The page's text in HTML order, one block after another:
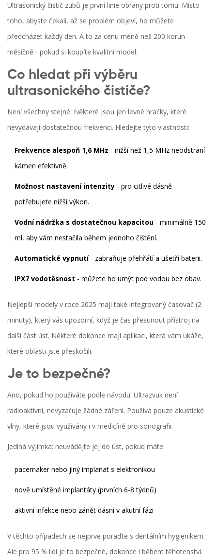
Ultrasonický čistič zubů je první linie obrany proti tomu. Místo
toho, abyste čekali, až se problém objeví, ho můžete
předcházet každý den. A to za cenu méně než 200 korun
měsíčně - pokud si koupíte kvalitní model.
Co hledat při výběru
ultrasonického čističe?
Není všechny stejné. Některé jsou jen levné hračky, které
nevydávají dostatečnou frekvenci. Hledejte tyto vlastnosti:
Frekvence alespoň 1,6 MHz - nižší než 1,5 MHz neodstraní
kámen efektivně.
Možnost nastavení intenzity - pro citlivé dásně
potřebujete nižší výkon.
Vodní nádržka s dostatečnou kapacitou - minimálně 150
ml, aby vám nestačila během jednoho čištění.
Automatické vypnutí- zabraňuje přehřátí a ušetří baterii.
IPX7 vodotěsnost - můžete ho umýt pod vodou bez obav.
Nejlepší modely v roce 2025 mají také integrovaný časovač (2
minuty), který vás upozorní, když je čas přesunout přístroj na
další část úst. Některé dokonce mají aplikaci, která vám ukáže,
které oblasti jste přeskočili.
Je to bezpečné?
Ano, pokud ho používáte podle návodu. Ultrazvuk není
radioaktivní, nevyzařuje žádné záření. Používá pouze akustické
vlny, které jsou využívány i v medicíně pro sonografii.
Jediná výjimka: neuvádějte jej do úst, pokud máte:
pacemaker nebo jiný implanat s elektronikou
nově umístěné implantáty (prvních 6-8 týdnů)
aktivní infekce nebo zánět dásní v akutní fázi
V těchto případech se nejprve poraďte s dentálním hygienikem.
Ale pro 95 % lidí je to bezpečné, dokonce i během těhotenství.